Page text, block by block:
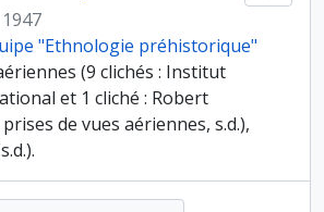
1947
"Ethnologie préhistorique"
(9 clichés : Institut
et 1 cliché : Robert
de vues aériennes, s.d.),